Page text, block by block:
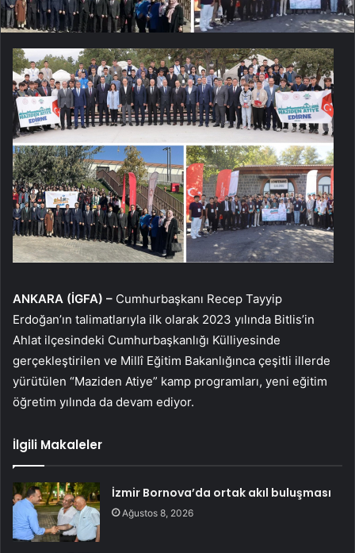
ANKARA (İGFA) – Cumhurbaşkanı Recep Tayyip
Erdoğan’ın talimatlarıyla ilk olarak 2023 yılında Bitlis’in
Ahlat ilçesindeki Cumhurbaşkanlığı Külliyesinde
gerçekleştirilen ve Millî Eğitim Bakanlığınca çeşitli illerde
yürütülen “Maziden Atiye” kamp programları, yeni eğitim
öğretim yılında da devam ediyor.
İlgili Makaleler
İzmir Bornova’da ortak akıl buluşması
Ağustos 8, 2026